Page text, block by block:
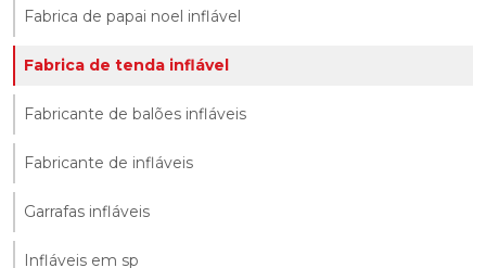
Fabrica de papai noel inflável
Fabrica de tenda inflável
Fabricante de balões infláveis
Fabricante de infláveis
Garrafas infláveis
Infláveis em sp